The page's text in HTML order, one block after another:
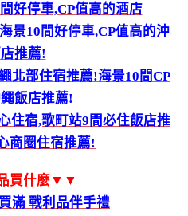
好停車,CP值高的酒店
景10間好停車,CP值高的沖
推薦!
北部住宿推薦!海景10間CP
飯店推薦!
住宿,歌町站9間必住飯店推
商圈住宿推薦!
買什麼▼▼
滿 戰利品伴手禮